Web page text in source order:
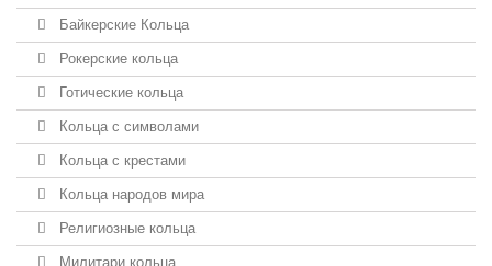
Байкерские Кольца
Рокерские кольца
Готические кольца
Кольца с символами
Кольца с крестами
Кольца народов мира
Религиозные кольца
Милитари кольца